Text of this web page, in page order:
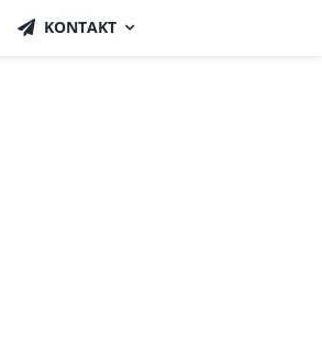
KONTAKT